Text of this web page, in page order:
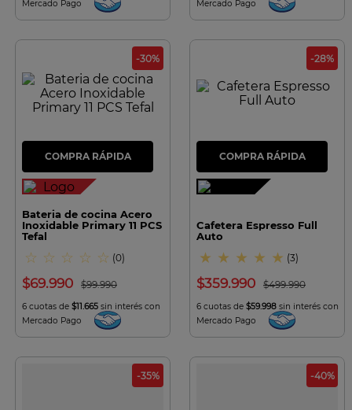
Mercado Pago
Mercado Pago
-30%
Bateria de cocina Acero
Inoxidable Primary 11 PCS
Tefal
☆ ☆ ☆ ☆ ☆ (0)
$99.990
$69.990
6 cuotas de $11.665 sin interés con
Mercado Pago
-28%
Cafetera Espresso Full
Auto
★ ★ ★ ★ ★ (3)
$499.990
$359.990
6 cuotas de $59.998 sin interés con
Mercado Pago
-35% -40%